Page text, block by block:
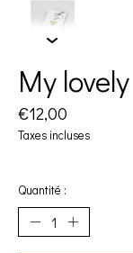
My
€12,00
Taxes incluses
Quantité :